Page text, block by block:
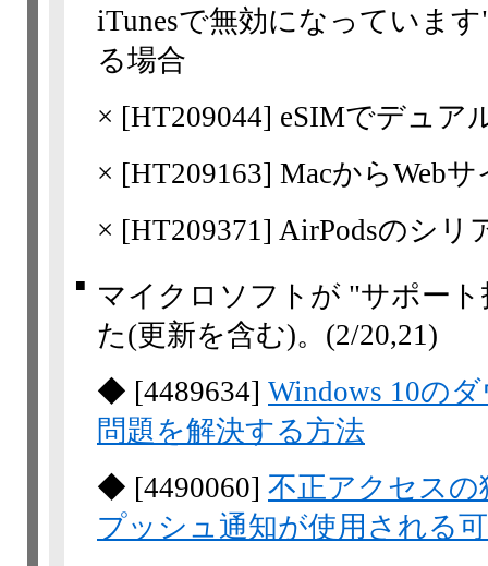
iTunesで無効になっていま
る場合
× [HT209044] eSIMでデュア
× [HT209163] MacからWeb
× [HT209371] AirPodsのシリ
■
マイクロソフトが "サポー
た(更新を含む)。 (2/20,​21)
◆ [4489634] Windows 10の
問題を解決する方法
◆ [4490060] 不正アクセスの
プッシュ通知が使用される